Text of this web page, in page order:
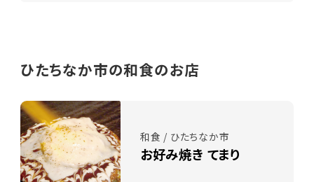
ひたちなか市の和食のお店
和食 / ひたちなか市
お好み焼き てまり